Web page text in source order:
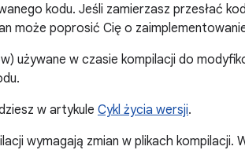
kodu. Jeśli zamierzasz przesłać
może poprosić Cię o
używane w czasie kompilacji do
w artykule Cykl życia wersji.
wymagają zmian w plikach